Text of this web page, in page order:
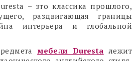
– это классика прошлого,
раздвигающая границы
интерьера и глобальной
мебели Duresta лежит